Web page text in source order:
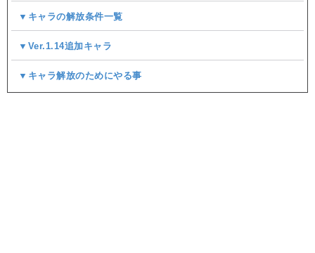
▼キャラの解放条件一覧​
▼Ver.1.14追加キャラ
▼キャラ解放のためにやる事